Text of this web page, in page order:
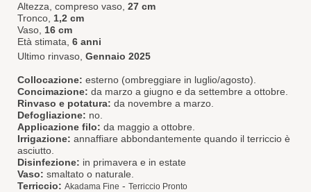
Altezza, compreso vaso, 27 cm
Tronco, 1,2 cm
Vaso, 16 cm
Età stimata, 6 anni
Ultimo rinvaso, Gennaio 2025
Collocazione: esterno (ombreggiare in luglio/agosto).
Concimazione: da marzo a giugno e da settembre a ottobre.
Rinvaso e potatura: da novembre a marzo.
Defogliazione: no.
Applicazione filo: da maggio a ottobre.
Irrigazione: annaffiare abbondantemente quando il terriccio è
asciutto.
Disinfezione: in primavera e in estate
Vaso: smaltato o naturale.
Terriccio: Akadama Fine - Terriccio Pronto